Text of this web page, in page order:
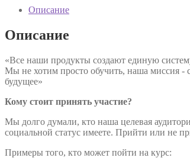
Описание
Описание
«Все наши продукты создают единую
Мы не хотим просто обучить, наша миссия -
будущее»
Кому стоит принять участие?
Мы долго думали, кто наша целевая
социальной статус имеете. Прийти или не
Примеры того, кто может пойти на курс: